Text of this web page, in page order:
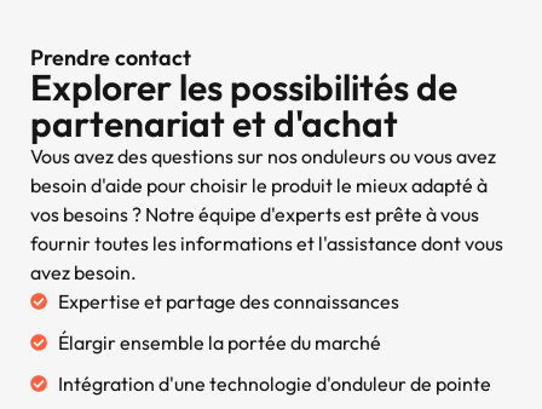
Prendre contact
Explorer les possibilités de
partenariat et d'achat
Vous avez des questions sur nos onduleurs ou vous avez
besoin d'aide pour choisir le produit le mieux adapté à
vos besoins ? Notre équipe d'experts est prête à vous
fournir toutes les informations et l'assistance dont vous
avez besoin.
Expertise et partage des connaissances
Élargir ensemble la portée du marché
Intégration d'une technologie d'onduleur de pointe